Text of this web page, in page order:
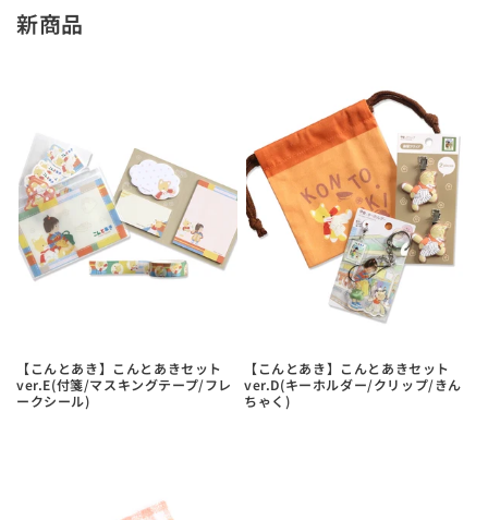
新商品
【こんとあき】こんとあきセット
ver.E(付箋/マスキングテープ/フレ
ークシール)
【こんとあき】こんとあきセット
ver.D(キーホルダー/クリップ/きん
ちゃく)